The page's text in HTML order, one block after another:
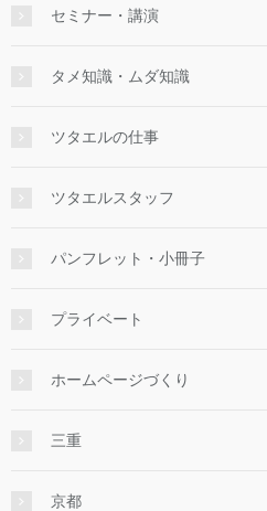
セミナー・講演
タメ知識・ムダ知識
ツタエルの仕事
ツタエルスタッフ
パンフレット・小冊子
プライベート
ホームページづくり
三重
京都